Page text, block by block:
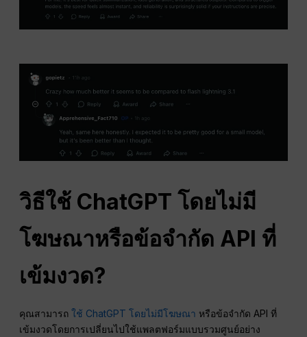
วิธีใช้ ChatGPT โดยไม่มี
โฆษณาหรือข้อจำกัด API ที่
เข้มงวด?
คุณสามารถใช้ ChatGPT โดยไม่มีโฆษณา หรือข้อจำกัด API ที่
เข้มงวดโดยการเปลี่ยนไปใช้แพลตฟอร์มแบบรวมศูนย์อย่าง